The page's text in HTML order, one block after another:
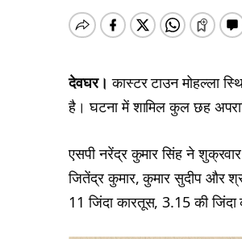
देवघर। कास्टर टाउन मोहल्ला
है। घटना में शामिल कुल छह
एसपी नरेंद्र कुमार सिंह ने
जितेंद्र कुमार, कुमार सुदीप और
11 जिंदा कारतूस, 3.15 की